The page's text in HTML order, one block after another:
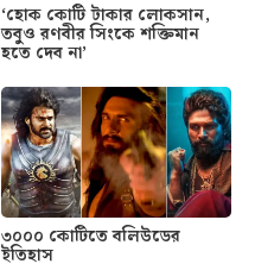
‘হোক কোটি টাকার লোকসান,
তবুও রণবীর সিংকে শক্তিমান
হতে দেব না’
৩০০০ কোটিতে বলিউডের
ইতিহাস